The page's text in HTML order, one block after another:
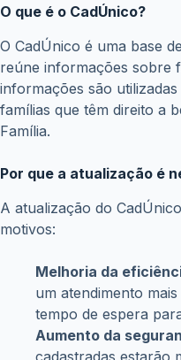
julho 3, 2026
Financiamento do Move
está disponível; veja
julho 1, 2026
Novo lote do PIS/Pasep
trabalhadores; veja quem
junho 22, 2026
Copyright ©
Termos e Condições